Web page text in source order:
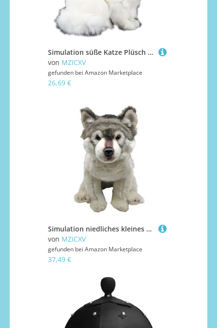
Simulation süße Katze Plüsch Spielzeug Perserkatze Modell Tier Wohnaccessoires Freundin Geschenk(White)
von MZICXV
gefunden bei Amazon Marketplace
26,69 €
Simulation niedliches kleines Wolfsjunges Plüschtier Tier Stoffpuppe Jungen und Mädchen Kindergeschenke Heimtextilien
von MZICXV
gefunden bei Amazon Marketplace
37,49 €